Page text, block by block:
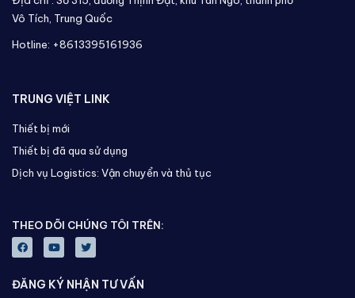
Vô Tích, Trung Quốc
Hotline: +8613395161936
TRUNG VIỆT LINK
Thiết bị mới
Thiết bị đã qua sử dụng
Dịch vụ Logistics: Vận chuyển và thủ tục
THEO DÕI CHÚNG TÔI TRÊN:
ĐĂNG KÝ NHẬN TƯ VẤN